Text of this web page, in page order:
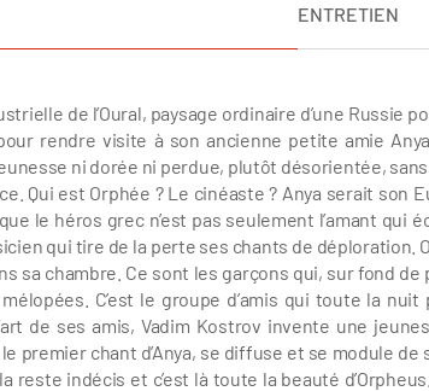
ENTRETIEN
de l’Oural, paysage ordinaire d’une Russie
rendre visite à son ancienne petite amie
ni dorée ni perdue, plutôt désorientée,
Qui est Orphée ? Le cinéaste ? Anya serait
le héros grec n’est pas seulement l’amant qui
qui tire de la perte ses chants de déploration.
sa chambre. Ce sont les garçons qui, sur fond
C’est le groupe d’amis qui toute la
de ses amis, Vadim Kostrov invente une
premier chant d’Anya, se diffuse et se module
reste indécis et c’est là toute la beauté